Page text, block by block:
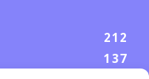
212
137